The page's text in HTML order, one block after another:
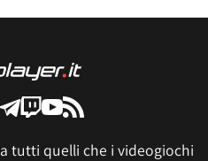
tutti quelli che i videogiochi